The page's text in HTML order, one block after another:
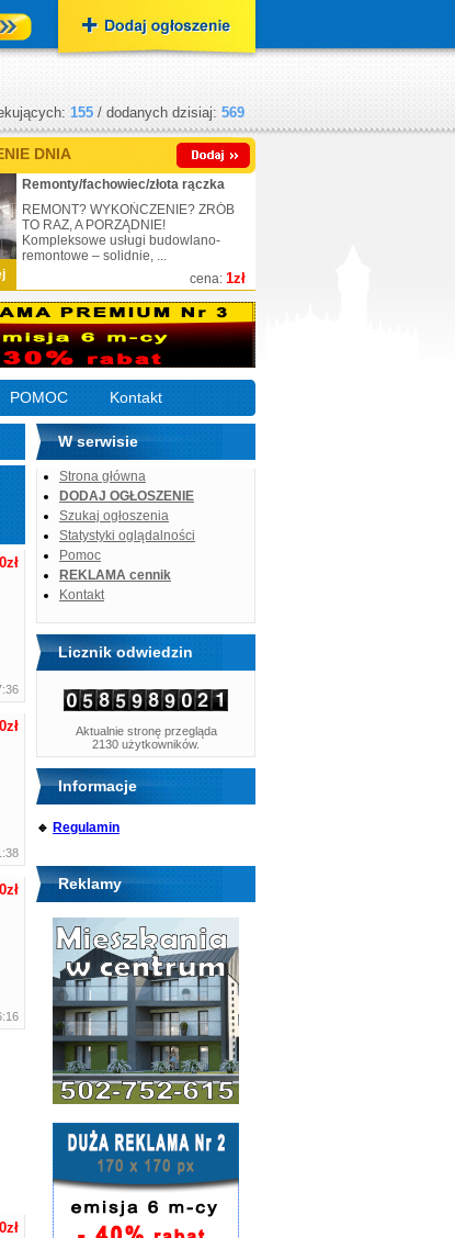
155 / dodanych dzisiaj: 569
DNIA
cena: 1zł
Remonty/fachowiec/złota rączka
REMONT? WYKOŃCZENIE? ZRÓB
TO RAZ, A PORZĄDNIE!
Kompleksowe usługi budowlano-
remontowe – solidnie, ...
POMOC Kontakt
W serwisie
Strona główna
DODAJ OGŁOSZENIE
Szukaj ogłoszenia
Statystyki oglądalności
Pomoc
REKLAMA cennik
Kontakt
Licznik odwiedzin
Aktualnie stronę przegląda
2130 użytkowników.
Informacje
🔹 Regulamin
Reklamy